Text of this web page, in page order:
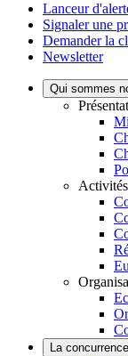
Lanceur
Signaler une
Demander la
Newsletter
Qui sommes
Activités
La